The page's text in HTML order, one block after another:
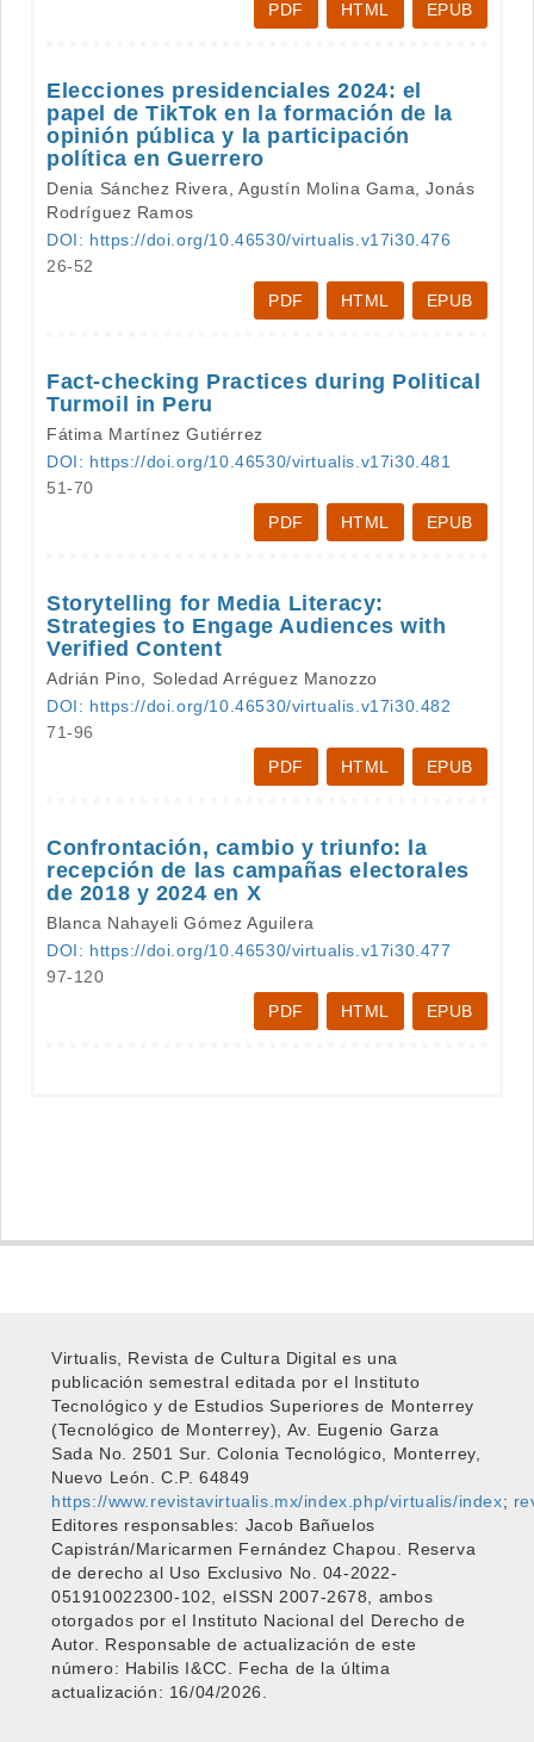
PDF HTML EPUB
Elecciones presidenciales 2024: el
papel de TikTok en la formación de la
opinión pública y la participación
política en Guerrero
Denia Sánchez Rivera, Agustín Molina Gama, Jonás
Rodríguez Ramos
DOI: https://doi.org/10.46530/virtualis.v17i30.476
26-52
PDF
HTML EPUB
Fact-checking Practices during Political
Turmoil in Peru
Fátima Martínez Gutiérrez
DOI: https://doi.org/10.46530/virtualis.v17i30.481
51-70
PDF
HTML EPUB
Storytelling for Media Literacy:
Strategies to Engage Audiences with
Verified Content
Adrián Pino, Soledad Arréguez Manozzo
DOI: https://doi.org/10.46530/virtualis.v17i30.482
71-96
PDF
HTML EPUB
Confrontación, cambio y triunfo: la
recepción de las campañas electorales
de 2018 y 2024 en X
Blanca Nahayeli Gómez Aguilera
DOI: https://doi.org/10.46530/virtualis.v17i30.477
97-120
PDF
HTML EPUB
Virtualis, Revista de Cultura Digital es una
publicación semestral editada por el Instituto
Tecnológico y de Estudios Superiores de Monterrey
(Tecnológico de Monterrey), Av. Eugenio Garza
Sada No. 2501 Sur. Colonia Tecnológico, Monterrey,
Nuevo León. C.P. 64849
https://www.revistavirtualis.mx/index.php/virtualis/index;
Editores responsables: Jacob Bañuelos
Capistrán/Maricarmen Fernández Chapou. Reserva
de derecho al Uso Exclusivo No. 04-2022-
051910022300-102, eISSN 2007-2678, ambos
otorgados por el Instituto Nacional del Derecho de
Autor. Responsable de actualización de este
número: Habilis I&CC. Fecha de la última
actualización: 16/04/2026.